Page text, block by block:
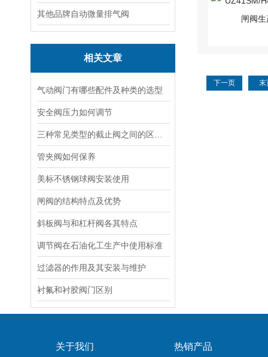
其他品牌自动微量排气阀
相关文章
气动阀门有哪些配件及种类的选型
安全阀压力如何调节
管夹阀如何保养
美标不锈钢球阀安装使用
闸阀的结构特点及优势
斜板阀与和杠杆阀各其特点
调节阀​在石油化工生产中使用标准
过滤器的作用及其安装与维护
衬氟和衬胶阀门区别
下一页 末
关于我们 热销产品